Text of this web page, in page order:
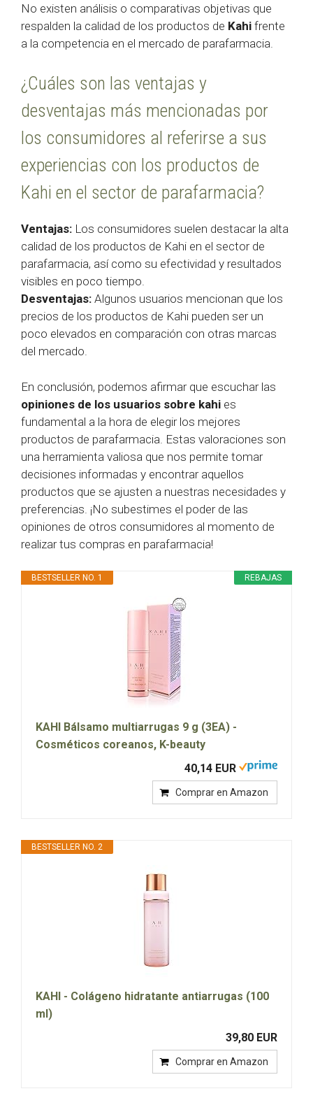
No existen análisis o comparativas objetivas que
respalden la calidad de los productos de Kahi frente
a la competencia en el mercado de parafarmacia.
¿Cuáles son las ventajas y
desventajas más mencionadas por
los consumidores al referirse a sus
experiencias con los productos de
Kahi en el sector de parafarmacia?
Ventajas: Los consumidores suelen destacar la alta
calidad de los productos de Kahi en el sector de
parafarmacia, así como su efectividad y resultados
visibles en poco tiempo.
Desventajas: Algunos usuarios mencionan que los
precios de los productos de Kahi pueden ser un
poco elevados en comparación con otras marcas
del mercado.
En conclusión, podemos afirmar que escuchar las
opiniones de los usuarios sobre kahi es
fundamental a la hora de elegir los mejores
productos de parafarmacia. Estas valoraciones son
una herramienta valiosa que nos permite tomar
decisiones informadas y encontrar aquellos
productos que se ajusten a nuestras necesidades y
preferencias. ¡No subestimes el poder de las
opiniones de otros consumidores al momento de
realizar tus compras en parafarmacia!
REBAJAS
BESTSELLER NO. 1
KAHI Bálsamo multiarrugas 9 g (3EA) -
Cosméticos coreanos, K-beauty
40,14 EUR
Comprar en Amazon
BESTSELLER NO. 2
KAHI - Colágeno hidratante antiarrugas (100
ml)
39,80 EUR
Comprar en Amazon